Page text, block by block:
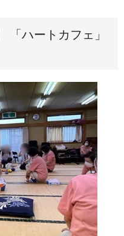
「ハートカフェ」